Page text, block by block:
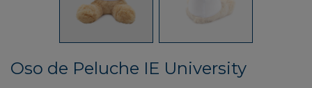
Oso de Peluche IE University